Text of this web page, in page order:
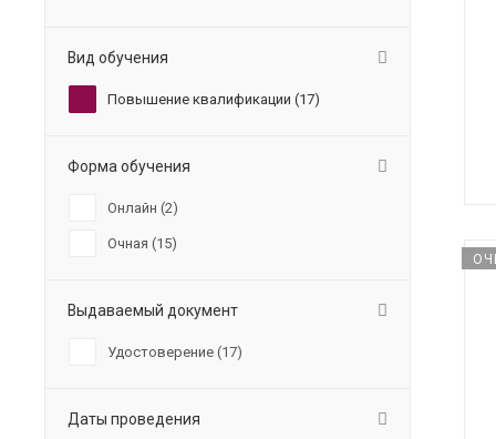
Вид обучения
Повышение квалификации (17)
Форма обучения
Онлайн (2)
Очная (15)
Выдаваемый документ
Удостоверение (17)
Даты проведения